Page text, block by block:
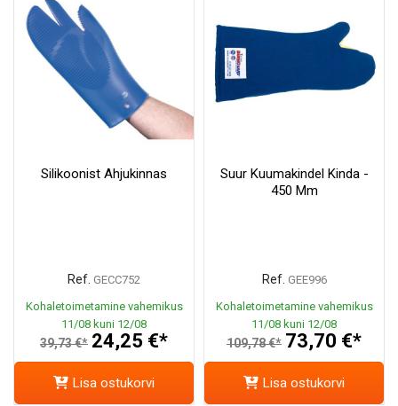
Silikoonist Ahjukinnas
Ref. GECC752
Kohaletoimetamine vahemikus
11/08 kuni 12/08
39,73 €* 24,25 €*
Lisa ostukorvi
Suur Kuumakindel Kinda -
450 Mm
Ref. GEE996
Kohaletoimetamine vahemikus
11/08 kuni 12/08
109,78 €* 73,70 €*
Lisa ostukorvi